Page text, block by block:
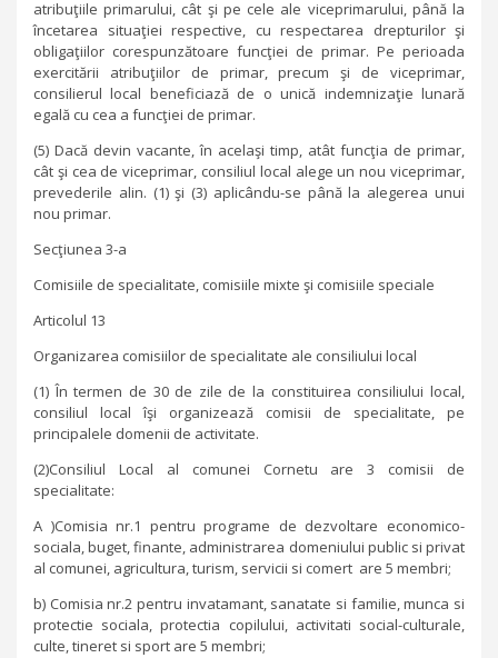
atribuţiile primarului, cât şi pe cele ale viceprimarului, până la
încetarea situaţiei respective, cu respectarea drepturilor şi
obligaţiilor corespunzătoare funcţiei de primar. Pe perioada
exercitării atribuţiilor de primar, precum şi de viceprimar,
consilierul local beneficiază de o unică indemnizaţie lunară
egală cu cea a funcţiei de primar.
(5) Dacă devin vacante, în acelaşi timp, atât funcţia de primar,
cât şi cea de viceprimar, consiliul local alege un nou viceprimar,
prevederile alin. (1) şi (3) aplicându-se până la alegerea unui
nou primar.
Secţiunea 3-a
Comisiile de specialitate, comisiile mixte şi comisiile speciale
Articolul 13
Organizarea comisiilor de specialitate ale consiliului local
(1) În termen de 30 de zile de la constituirea consiliului local,
consiliul local îşi organizează comisii de specialitate, pe
principalele domenii de activitate.
(2)Consiliul Local al comunei Cornetu are 3 comisii de
specialitate:
A )Comisia nr.1 pentru programe de dezvoltare economico-
sociala, buget, finante, administrarea domeniului public si privat
al comunei, agricultura, turism, servicii si comert are 5 membri;
b) Comisia nr.2 pentru invatamant, sanatate si familie, munca si
protectie sociala, protectia copilului, activitati social-culturale,
culte, tineret si sport are 5 membri;